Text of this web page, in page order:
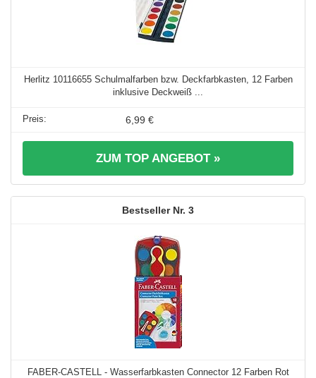
Herlitz 10116655 Schulmalfarben bzw. Deckfarbkasten, 12 Farben
inklusive Deckweiß ...
6,99 €
ZUM TOP ANGEBOT »
3
FABER-CASTELL - Wasserfarbkasten Connector 12 Farben Rot